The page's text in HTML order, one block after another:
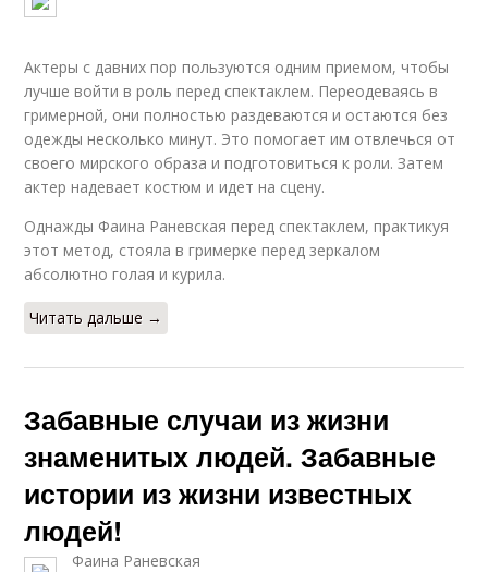
Актеры с давних пор пользуются одним приемом, чтобы
лучше войти в роль перед спектаклем. Переодеваясь в
гримерной, они полностью раздеваются и остаются без
одежды несколько минут. Это помогает им отвлечься от
своего мирского образа и подготовиться к роли. Затем
актер надевает костюм и идет на сцену.
Однажды Фаина Раневская перед спектаклем, практикуя
этот метод, стояла в гримерке перед зеркалом
абсолютно голая и курила.
Читать дальше →
Забавные случаи из жизни
знаменитых людей. Забавные
истории из жизни известных
людей!
Фаина Раневская